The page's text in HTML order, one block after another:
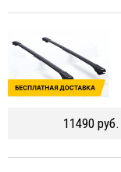
11490 руб.